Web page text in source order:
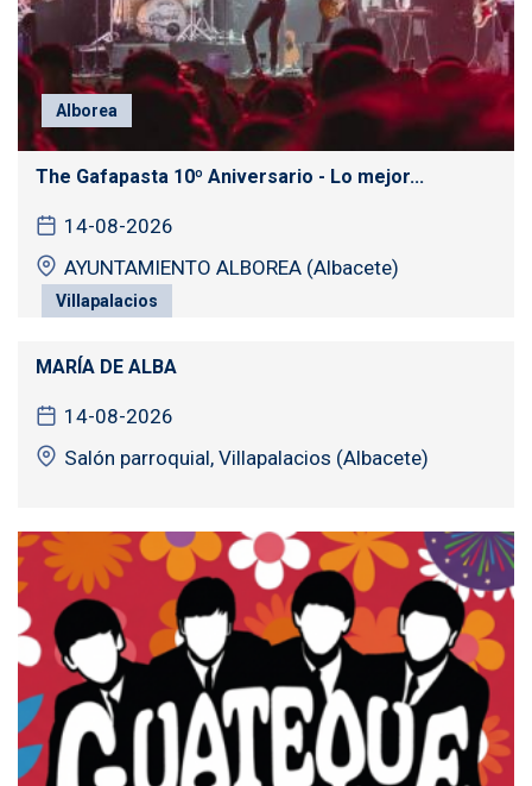
Alborea
The Gafapasta 10º Aniversario - Lo mejor...
14-08-2026
AYUNTAMIENTO ALBOREA (Albacete)
Villapalacios
MARÍA DE ALBA
14-08-2026
Salón parroquial, Villapalacios (Albacete)